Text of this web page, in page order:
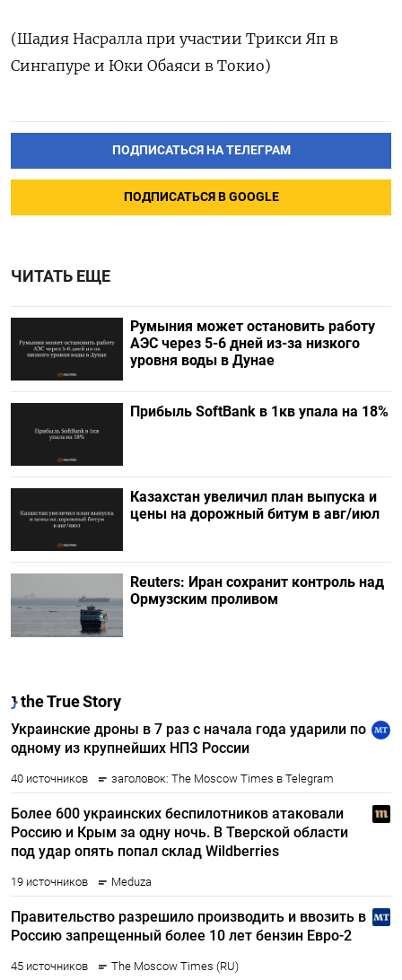
(Шадия Насралла при участии Трикси Яп в
Сингапуре и Юки Обаяси в Токио)
ПОДПИСАТЬСЯ НА ТЕЛЕГРАМ
ПОДПИСАТЬСЯ В GOOGLE
ЧИТАТЬ ЕЩЕ
Румыния может остановить работу
АЭС через 5-6 дней из-за низкого
уровня воды в Дунае
Прибыль SoftBank в 1кв упала на 18%
Казахстан увеличил план выпуска и
цены на дорожный битум в авг/июл
Reuters: Иран сохранит контроль над
Ормузским проливом